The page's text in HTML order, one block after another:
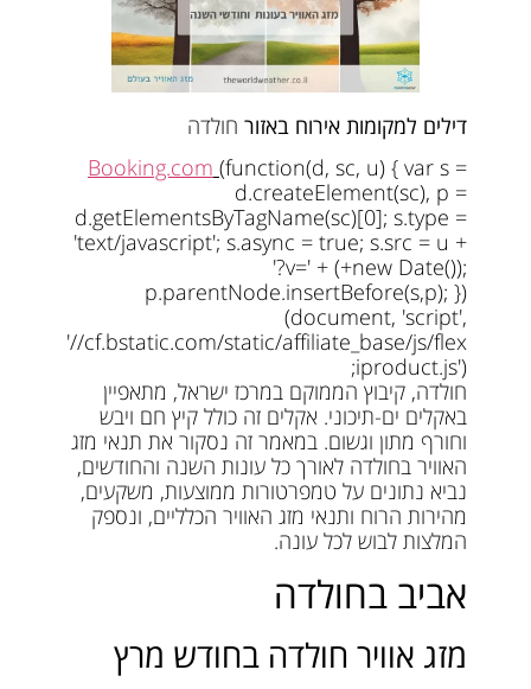
דילים למקומות אירוח באזור חולדה
Booking.com (function(d, sc, u) { var s =
d.createElement(sc), p =
d.getElementsByTagName(sc)[0]; s.type =
'text/javascript'; s.async = true; s.src = u +
'?v=' + (+new Date());
p.parentNode.insertBefore(s,p); })
(document, 'script',
'//cf.bstatic.com/static/affiliate_base/js/flex
iproduct.js');
חולדה, קיבוץ הממוקם במרכז ישראל, מתאפיין
באקלים ים-תיכוני. אקלים זה כולל קיץ חם ויבש
וחורף מתון וגשום. במאמר זה נסקור את תנאי מזג
האוויר בחולדה לאורך כל עונות השנה והחודשים,
נביא נתונים על טמפרטורות ממוצעות, משקעים,
מהירות הרוח ותנאי מזג האוויר הכלליים, ונספק
המלצות לבוש לכל עונה.
אביב בחולדה
מזג אוויר חולדה בחודש מרץ